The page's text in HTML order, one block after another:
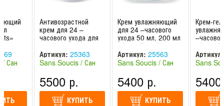
Сан
Антивозрастной
крем для 24 –
часового ухода для
сухой кожи 50 мл
Aqua Benefits Anti-
age 24-h
Артикул: 25363
Sans Soucis / Сан
5500 р.
КУПИТЬ
Крем увлажняющий
для 24 –часового
ухода 50 мл, 200 мл
«Aqua Benefits» 24-
h Care Sans Soucis
Артикул: 25563
Sans Soucis / Сан
5400 р.
КУПИТЬ
Крем-
«Aqua
сухой
24-h
Артикул:
Sans